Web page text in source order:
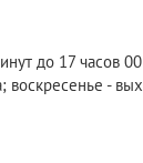
до 17 часов
воскресенье -